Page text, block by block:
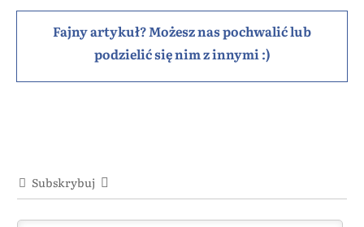
Fajny artykuł? Możesz nas pochwalić lub
podzielić się nim z innymi :)
Subskrybuj